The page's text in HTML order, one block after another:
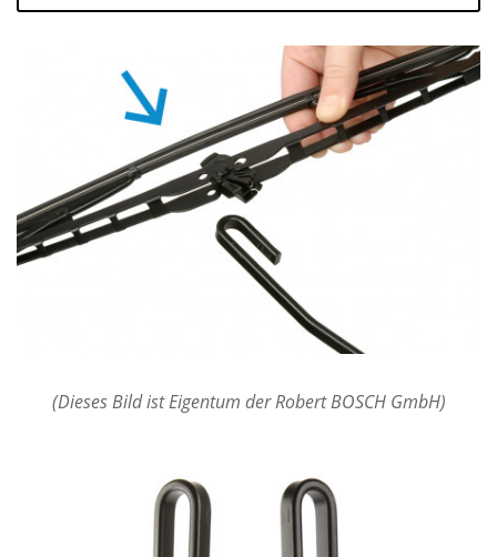
(Dieses Bild ist Eigentum der Robert BOSCH GmbH)